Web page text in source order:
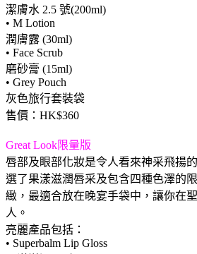
潔膚水 2.5 號(200ml)
• M Lotion
潤膚露 (30ml)
• Face Scrub
磨砂膏 (15ml)
• Grey Pouch
灰色旅行套裝袋
售價：HK$360
Great Look限量版
唇部及眼部化妝是令人看來神采飛揚
選了果漾滋潤唇采及包含四種色澤的
緻，最適合放在晚宴手袋中，讓你在
人。
亮麗產品包括：
• Superbalm Lip Gloss